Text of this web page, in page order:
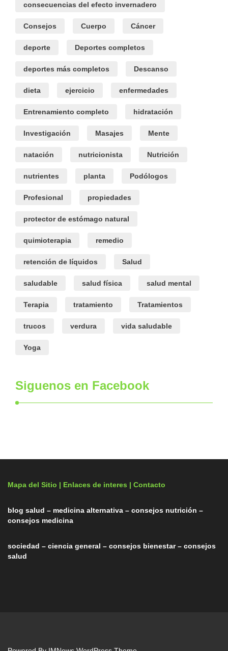
consecuencias del efecto invernadero
Consejos Cuerpo Cáncer
deporte Deportes completos
deportes más completos Descanso
dieta ejercicio enfermedades
Entrenamiento completo hidratación
Investigación Masajes Mente
natación nutricionista Nutrición
nutrientes planta Podólogos
Profesional propiedades
protector de estómago natural
quimioterapia remedio
retención de líquidos Salud
saludable salud física salud mental
Terapia tratamiento Tratamientos
trucos verdura vida saludable
Yoga
Siguenos en Facebook
Mapa del Sitio | Enlaces de interes | Contacto
blog salud – medicina alternativa – consejos nutrición –
consejos medicina
sociedad – ciencia general – consejos bienestar – consejos
salud